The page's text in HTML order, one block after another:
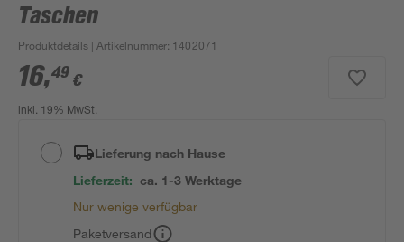
Taschen
Produktdetails | Artikelnummer: 1402071
16,49 €
inkl. 19% MwSt.
Lieferung nach Hause
Lieferzeit: ca. 1-3 Werktage
Nur wenige verfügbar
Paketversand